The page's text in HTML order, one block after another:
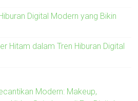
Digital Modern yang Bikin
Hitam dalam Tren Hiburan Digital
Modern: Makeup,